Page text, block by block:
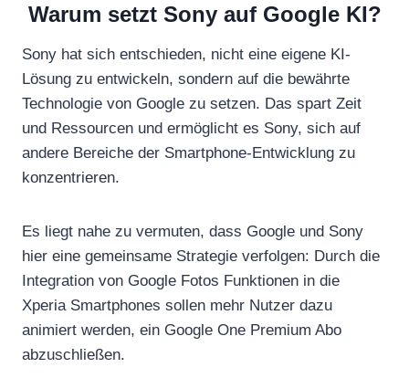
Warum setzt Sony auf Google KI?
Sony hat sich entschieden, nicht eine eigene KI-
Lösung zu entwickeln, sondern auf die bewährte
Technologie von Google zu setzen. Das spart Zeit
und Ressourcen und ermöglicht es Sony, sich auf
andere Bereiche der Smartphone-Entwicklung zu
konzentrieren.
Es liegt nahe zu vermuten, dass Google und Sony
hier eine gemeinsame Strategie verfolgen: Durch die
Integration von Google Fotos Funktionen in die
Xperia Smartphones sollen mehr Nutzer dazu
animiert werden, ein Google One Premium Abo
abzuschließen.